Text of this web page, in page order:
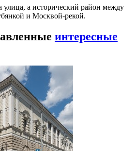
а исторический район между
и Москвой-рекой.
интересные